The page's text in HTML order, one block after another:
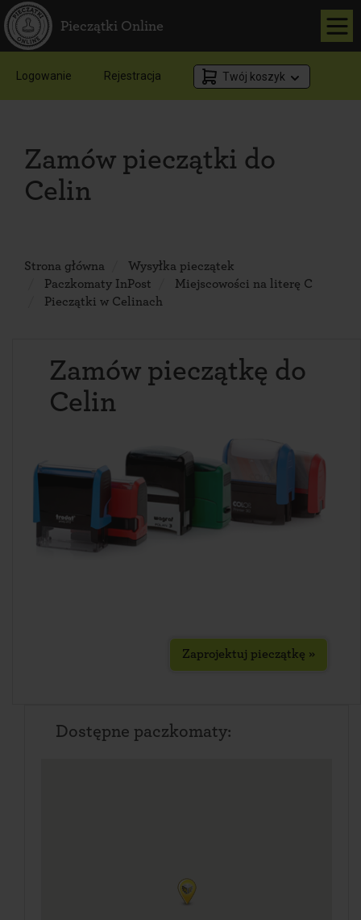
Pieczątki Online
Logowanie Rejestracja Twój koszyk
Zamów pieczątki do
Celin
Strona główna
Wysyłka pieczątek
Paczkomaty InPost
Miejscowości na literę C
Pieczątki w Celinach
Zamów pieczątkę do
Celin
Zaprojektuj pieczątkę »
Dostępne paczkomaty: